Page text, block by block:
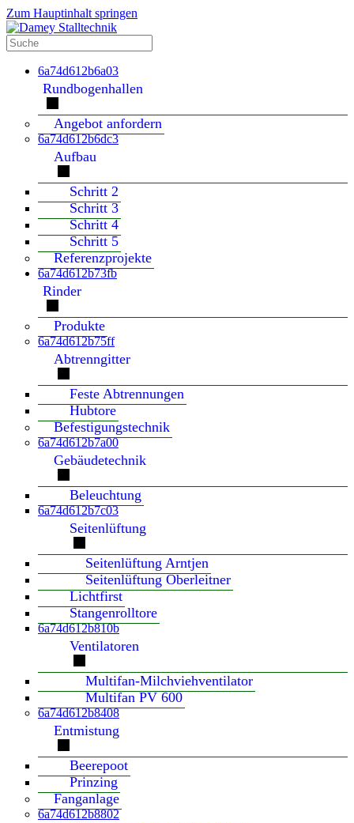
Zum Hauptinhalt springen
6a74d612b6a03
Rundbogenhallen
Angebot anfordern
6a74d612b6dc3
Aufbau
Schritt 2
Schritt 3
Schritt 4
Schritt 5
Referenzprojekte
6a74d612b73fb
Rinder
Produkte
6a74d612b75ff
Abtrenngitter
Feste Abtrennungen
Hubtore
Befestigungstechnik
6a74d612b7a00
Gebäudetechnik
Beleuchtung
6a74d612b7c03
Seitenlüftung
Seitenlüftung Arntjen
Seitenlüftung Oberleitner
Lichtfirst
Stangenrolltore
6a74d612b810b
Ventilatoren
Multifan-Milchviehventilator
Multifan PV 600
6a74d612b8408
Entmistung
Beerepoot
Prinzing
Fanganlage
6a74d612b8802